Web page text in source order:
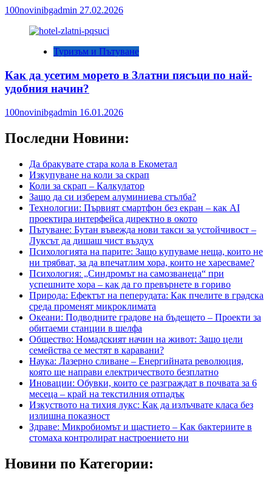
100novinibgadmin 27.02.2026
Туризъм и Пътуване
Как да усетим морето в Златни пясъци по най-
удобния начин?
100novinibgadmin 16.01.2026
Последни Новини:
Да бракувате стара кола в Екометал
Изкупуване на коли за скрап
Коли за скрап – Калкулатор
Защо да си изберем алуминиева стълба?
Технологии: Първият смартфон без екран – как AI
проектира интерфейса директно в окото
Пътуване: Бутан въвежда нови такси за устойчивост –
Луксът да дишаш чист въздух
Психологията на парите: Защо купуваме неща, които не
ни трябват, за да впечатлим хора, които не харесваме?
Психология: „Синдромът на самозванеца“ при
успешните хора – как да го превърнете в гориво
Природа: Ефектът на пеперудата: Как пчелите в градска
среда променят микроклимата
Океани: Подводните градове на бъдещето – Проекти за
обитаеми станции в шелфа
Общество: Номадският начин на живот: Защо цели
семейства се местят в каравани?
Наука: Лазерно сливане – Енергийната революция,
която ще направи електричеството безплатно
Иновации: Обувки, които се разграждат в почвата за 6
месеца – край на текстилния отпадък
Изкуството на тихия лукс: Как да излъчвате класа без
излишна показност
Здраве: Микробиомът и щастието – Как бактериите в
стомаха контролират настроението ни
Новини по Категории: